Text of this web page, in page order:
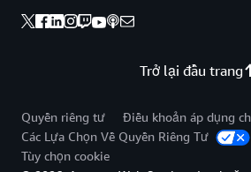
Trở lại đầu trang
Quyền riêng tư
Điều khoản áp dụng
Các Lựa Chọn Về Quyền Riêng Tư
Tùy chọn cookie